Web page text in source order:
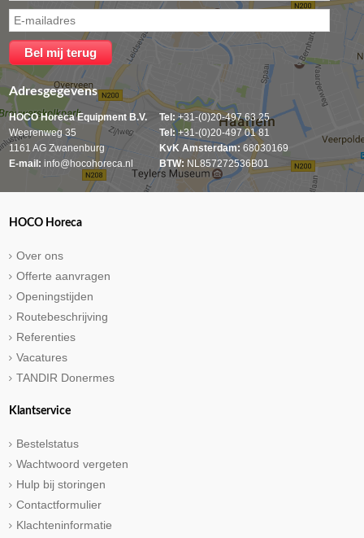
Adresgegevens
HOCO Horeca Equipment B.V.
Weerenweg 35
1161 AG Zwanenburg
E-mail: info@hocohoreca.nl
Tel:+31-(0)20-497 63 25
Tel:+31-(0)20-497 01 81
KvK Amsterdam: 68030169
BTW: NL857272536B01
HOCO Horeca
Over ons
Offerte aanvragen
Openingstijden
Routebeschrijving
Referenties
Vacatures
TANDIR Donermes
Klantservice
Bestelstatus
Wachtwoord vergeten
Hulp bij storingen
Contactformulier
Klachteninformatie